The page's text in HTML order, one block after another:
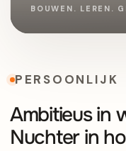
PERSOONLIJK
Ambitieus in
Nuchter in